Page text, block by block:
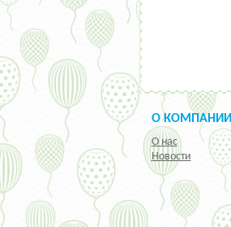
О КОМПАНИИ
О нас
Новости